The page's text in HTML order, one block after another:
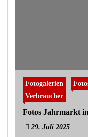
Fotogalerien
Verbraucher
Fotos Jahrmarkt
29. Juli 2025